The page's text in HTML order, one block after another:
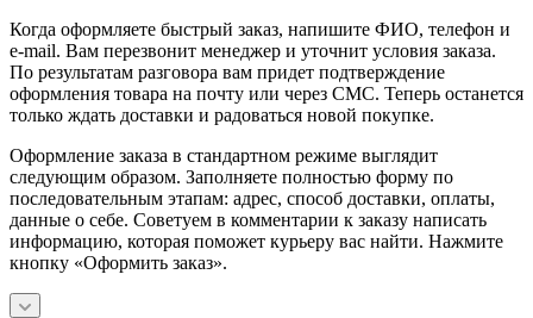
Когда оформляете быстрый заказ, напишите ФИО, телефон и
e-mail. Вам перезвонит менеджер и уточнит условия заказа.
По результатам разговора вам придет подтверждение
оформления товара на почту или через СМС. Теперь останется
только ждать доставки и радоваться новой покупке.
Оформление заказа в стандартном режиме выглядит
следующим образом. Заполняете полностью форму по
последовательным этапам: адрес, способ доставки, оплаты,
данные о себе. Советуем в комментарии к заказу написать
информацию, которая поможет курьеру вас найти. Нажмите
кнопку «Оформить заказ».